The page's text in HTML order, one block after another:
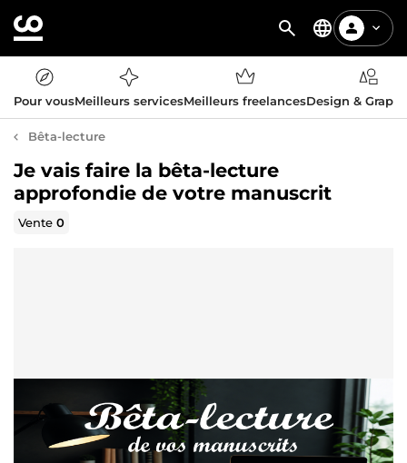
Pour vousMeilleurs servicesMeilleurs freelancesDesign &
Bêta-lecture
Je vais faire la bêta-lecture
approfondie de votre manuscrit
Vente0